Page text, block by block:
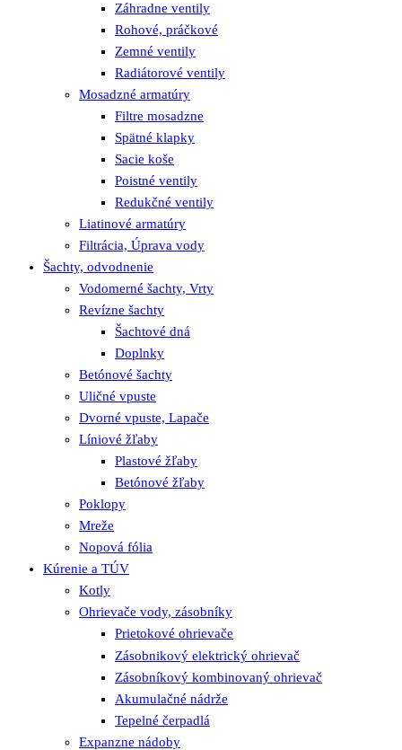
Záhradne ventily
Rohové, práčkové
Zemné ventily
Radiátorové ventily
Mosadzné armatúry
Filtre mosadzne
Spätné klapky
Sacie koše
Poistné ventily
Redukčné ventily
Liatinové armatúry
Filtrácia, Úprava vody
Šachty, odvodnenie
Vodomerné šachty, Vrty
Revízne šachty
Šachtové dná
Doplnky
Betónové šachty
Uličné vpuste
Dvorné vpuste, Lapače
Líniové žľaby
Plastové žľaby
Betónové žľaby
Poklopy
Mreže
Nopová fólia
Kúrenie a TÚV
Kotly
Ohrievače vody, zásobníky
Prietokové ohrievače
Zásobnikový elektrický ohrievač
Zásobníkový kombinovaný ohrievač
Akumulačné nádrže
Tepelné čerpadlá
Expanzne nádoby